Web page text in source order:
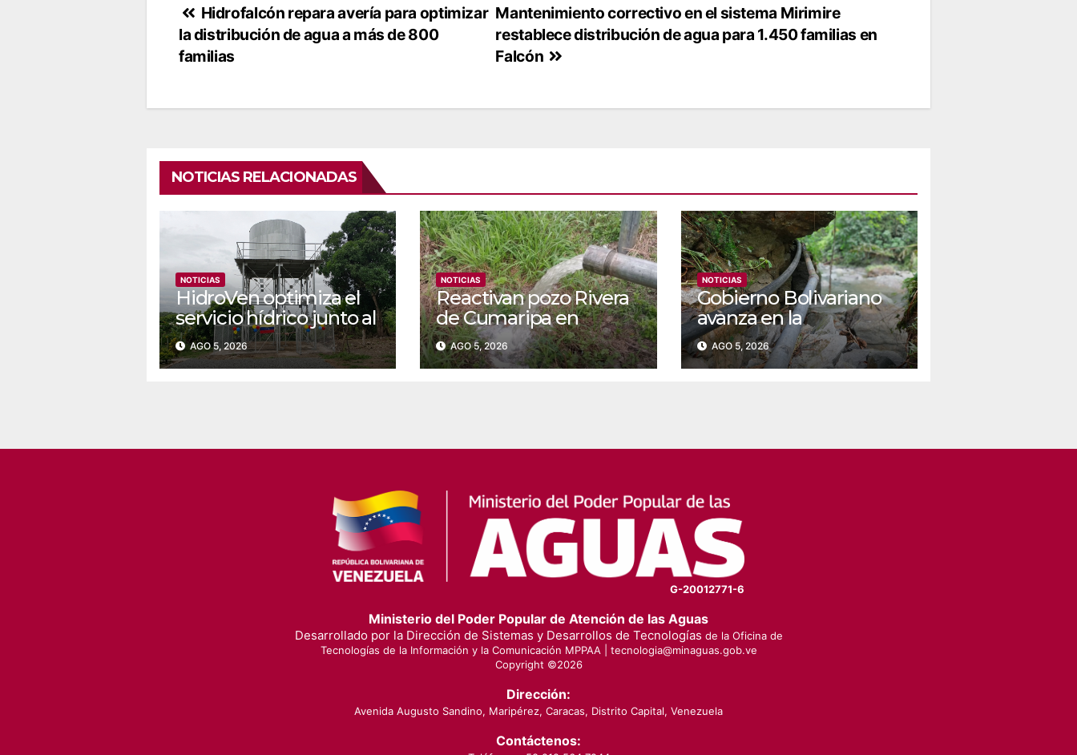
Navegación
de
Mantenimiento correctivo en el sistema Mirimire
restablece distribución de agua para 1.450 familias en
Falcón
Hidrofalcón repara avería para optimizar
la distribución de agua a más de 800
familias
NOTICIAS RELACIONADAS
NOTICIAS
‎‎HidroVen optimiza el
servicio hídrico junto al
Poder Popular en
Amazonas
AGO 5, 2026
NOTICIAS
Reactivan pozo Rivera
de Cumaripa en
atención a 141 familias
de Yaracuy
AGO 5, 2026
NOTICIAS
‎Gobierno Bolivariano
avanza en la
construcción del
acueducto Las Lajas
AGO 5, 2026
G-20012771-6
Ministerio del Poder Popular de Atención de las Aguas
Desarrollado por la Dirección de Sistemas y Desarrollos de Tecnologías de la Oficina de
Tecnologías de la Información y la Comunicación MPPAA | tecnologia@minaguas.gob.ve
Copyright ©2026
Dirección:
Avenida Augusto Sandino, Maripérez, Caracas, Distrito Capital, Venezuela
Contáctenos: